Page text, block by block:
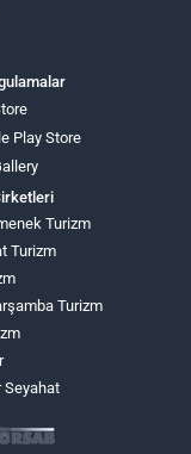
Play Store
Turizm
Turizm
Turizm
Seyahat